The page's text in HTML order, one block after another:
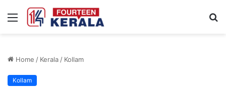
Menu
Home / Kerala/ Kollam
Kollam